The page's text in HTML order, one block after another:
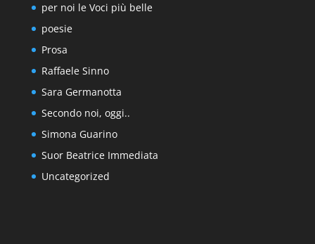
per noi le Voci più belle
poesie
Prosa
Raffaele Sinno
Sara Germanotta
Secondo noi, oggi..
Simona Guarino
Suor Beatrice Immediata
Uncategorized